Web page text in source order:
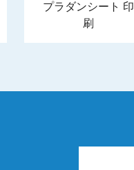
プラダンシート 印
刷